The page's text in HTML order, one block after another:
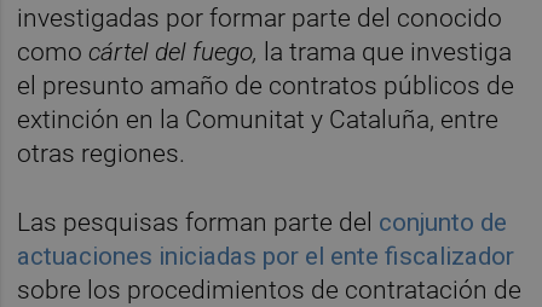
investigadas por formar parte del conocido
comocártel del fuego, la trama que investiga
el presunto amaño de contratos públicos de
extinción en la Comunitat y Cataluña, entre
otras regiones.
Las pesquisas forman parte del conjunto de
actuaciones iniciadas por el ente fiscalizador
sobre los procedimientos de contratación de